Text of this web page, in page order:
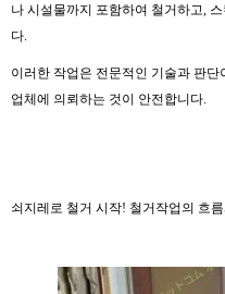
나 시설물까지 포함하여 철거하고,
다.
이러한 작업은 전문적인 기술과 판
업체에 의뢰하는 것이 안전합니다.
쇠지레로 철거 시작! 철거작업의 흐